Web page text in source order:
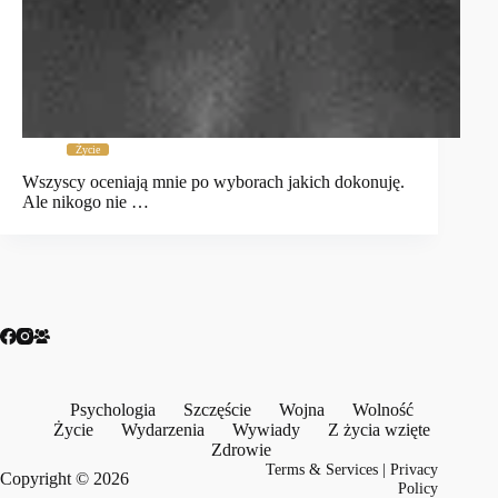
Życie
Wszyscy oceniają mnie po wyborach jakich dokonuję.
Ale nikogo nie …
Psychologia Szczęście Wojna
Wolność
Życie
Wydarzenia Wywiady
Z życia wzięte
Zdrowie
Copyright © 2026
Terms & Services |Privacy
Policy